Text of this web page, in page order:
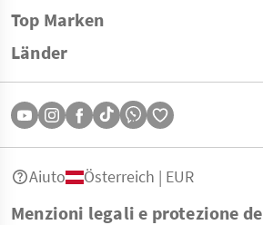
Top Marken
Länder
Menzioni legali e protezione
Aiuto Österreich | EUR